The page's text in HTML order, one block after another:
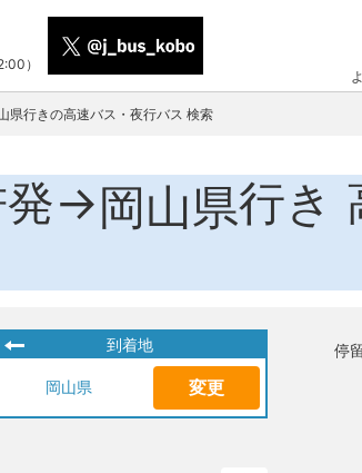
）
県行きの高速バス・夜行バス 検索
発→岡山県行き
到着地
岡山県 変更
停